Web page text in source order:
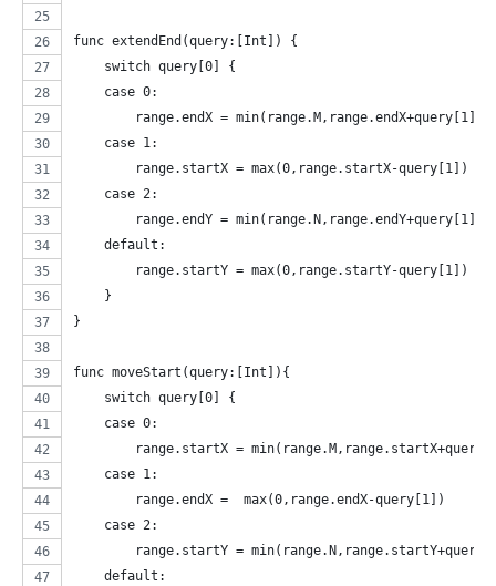
func extendEnd(query:[Int]) {
    switch query[0] {
    case 0:
        range.endX = min(range.M,range.endX+query[1])
    case 1:
        range.startX = max(0,range.startX-query[1])
    case 2:
        range.endY = min(range.N,range.endY+query[1])
    default:
        range.startY = max(0,range.startY-query[1])
    }
}
func moveStart(query:[Int]){
    switch query[0] {
    case 0:
range.startX =
    case 1:
        range.endX =  max(0,range.endX-query[1])
    case 2:
range.startY =
    default: